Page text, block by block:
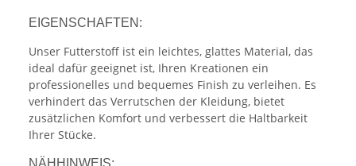
EIGENSCHAFTEN:
Unser Futterstoff ist ein leichtes, glattes Material, das
ideal dafür geeignet ist, Ihren Kreationen ein
professionelles und bequemes Finish zu verleihen. Es
verhindert das Verrutschen der Kleidung, bietet
zusätzlichen Komfort und verbessert die Haltbarkeit
Ihrer Stücke.